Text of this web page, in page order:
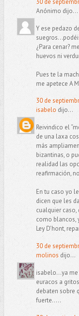
Anónimo dijo...
Y ese pedazo
¿Para cenar?
huevos ni
Pues te la
me apetece A
30 de
isabelo dijo...
Reivindico el
de una laxa
más
bizantinas, o
realidad las
reafirmación,
En tu caso yo
dicen que les
cualquier
como blancos,
Ley D’hont,
30 de
molinos dijo...
isabelo...ya
euracos a
debaten sobre
fuerte.....